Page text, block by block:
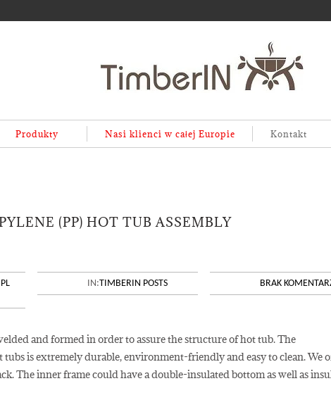
Produkty Nasi klienci w całej Europie Kontakt
(PP) HOT TUB ASSEMBLY
IN:TIMBERIN POSTS BRAK
and formed in order to assure the structure of hot tub. The
is extremely durable, environment-friendly and easy to clean. We
The inner frame could have a double-insulated bottom as well as